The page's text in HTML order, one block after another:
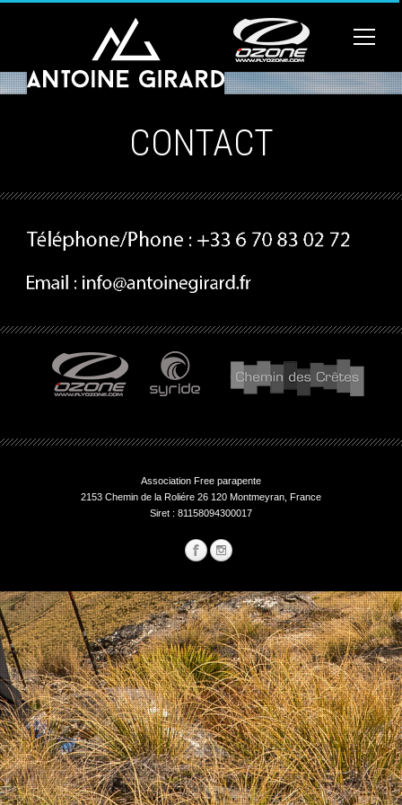
CONTACT
Association Free parapente
2153 Chemin de la Roliére 26 120 Montmeyran, France
Siret : 81158094300017